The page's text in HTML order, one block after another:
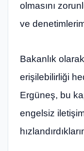
olmasını
ve
Bakanlık
erişilebilirliği
Ergüneş, bu
engelsiz